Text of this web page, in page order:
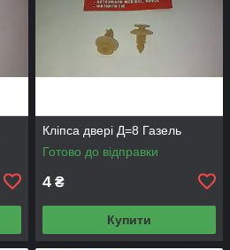
Кліпса двері Д=8 Газель
Готово до відправки
4 ₴
Купити